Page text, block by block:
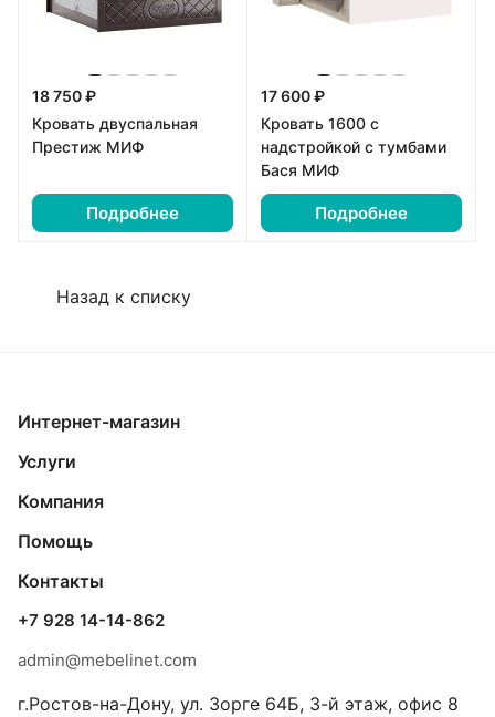
18 750 ₽
Кровать двуспальная
Престиж МИФ
Подробнее
17 600 ₽
Кровать 1600 с
надстройкой с тумбами
Бася МИФ
Подробнее
Назад к списку
Интернет-магазин
Услуги
Компания
Помощь
Контакты
+7 928 14-14-862
admin@mebelinet.com
г.Ростов-на-Дону, ул. Зорге 64Б, 3-й этаж, офис 8